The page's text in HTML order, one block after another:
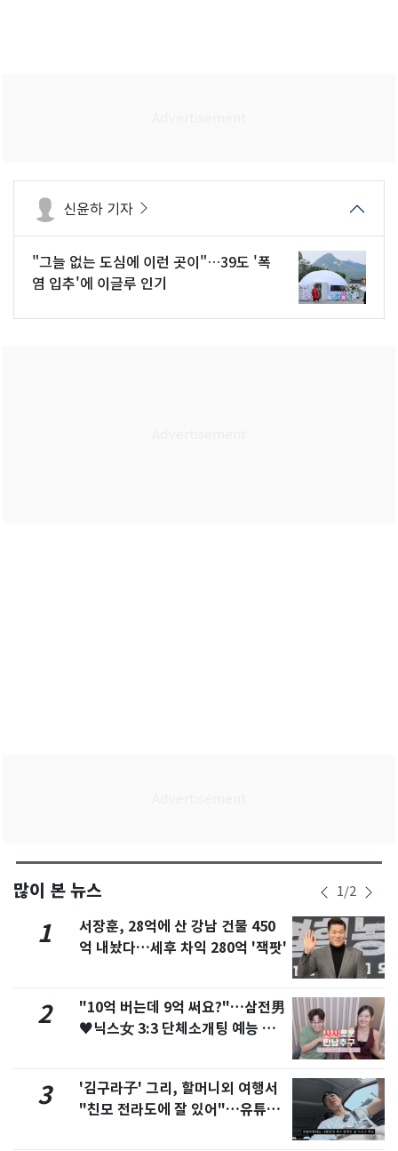
신윤하 기자
"그늘 없는 도심에 이런 곳이"…39도 '폭
염 입추'에 이글루 인기
많이 본 뉴스 1/2
1
서장훈, 28억에 산 강남 건물 450
억 내놨다…세후 차익 280억 '잭팟'
2
"10억 버는데 9억 써요?"…삼전男
♥닉스女 3:3 단체소개팅 예능 화
3
'김구라子' 그리, 할머니외 여행서
"친모 전라도에 잘 있어"…유튜브